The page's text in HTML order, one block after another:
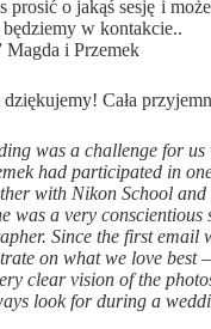
prosić o jakąś sesję i
w kontakcie..
i Przemek
Cała
was a challenge for
had participated in
with Nikon School and
was a very conscientious
Since the first email
on what we love best
clear vision of the
look for during a